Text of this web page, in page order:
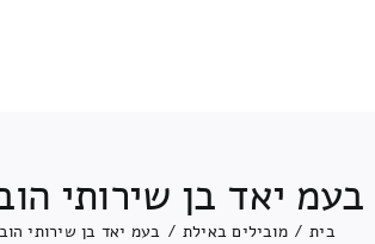
בעמ יאד בן שירותי
בית / מובילים באילת / בעמ יאד בן שירותי